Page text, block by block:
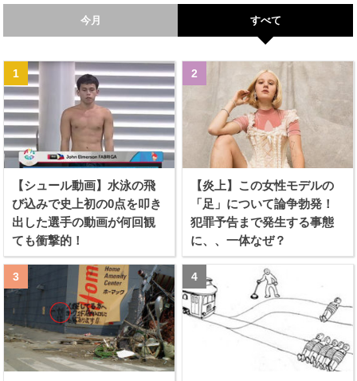
今月 すべて
【シュール動画】水泳の飛
び込みで史上初の0点を叩き
出した選手の動画が何回観
ても衝撃的！
【炎上】この女性モデルの
「足」について論争勃発！
犯罪予告まで発生する事態
に、、一体なぜ？